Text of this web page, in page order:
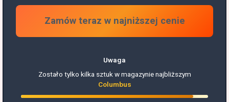
Zamów teraz w najniższej cenie
Uwaga
Zostało tylko kilka sztuk w magazynie najbliższym
Columbus